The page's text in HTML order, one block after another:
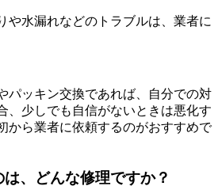
や水漏れなどのトラブルは、業者に
パッキン交換であれば、自分での対
、少しでも自信がないときは悪化す
から業者に依頼するのがおすすめで
、どんな修理ですか？